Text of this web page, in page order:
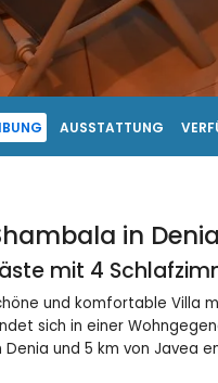
AUSSTATTUNG
in Denia
mit 4
und komfortable Villa
sich in einer
Denia und 5 km von Javea